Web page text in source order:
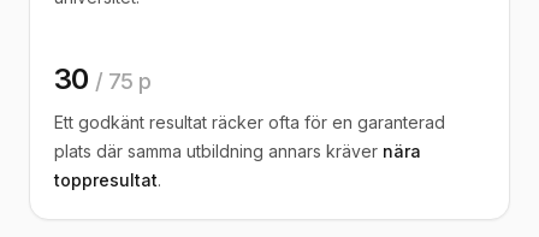
30 / 75 p
Ett godkänt resultat räcker ofta för en garanterad
plats där samma utbildning annars kräver nära
toppresultat.